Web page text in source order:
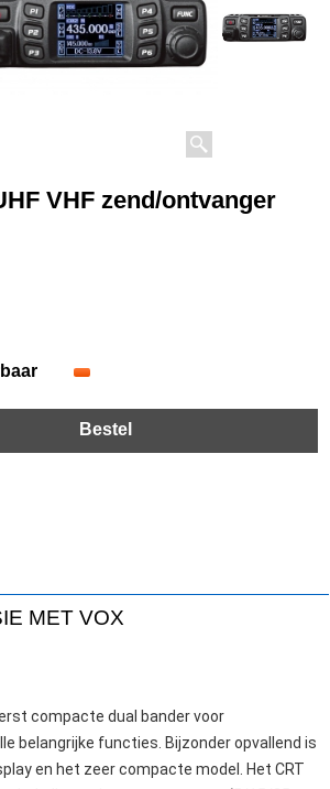
VHF zend/ontvanger
Bestel
MET VOX
compacte dual bander voor
belangrijke functies. Bijzonder opvallend is
en het zeer compacte model. Het CRT